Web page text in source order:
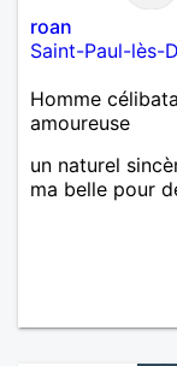
roan
Saint-Paul-lès-
Homme
amoureuse
un naturel
ma belle pour